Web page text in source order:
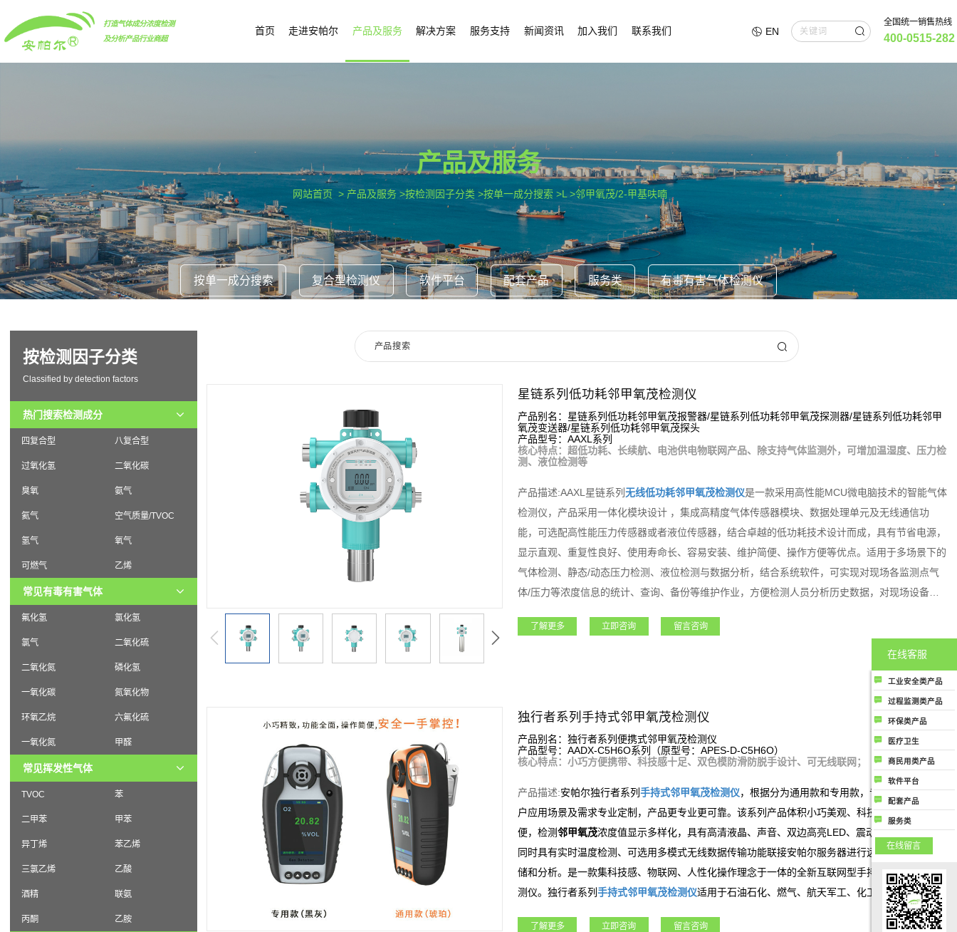
打造气体成分浓度检测
及分析产品行业商超
首页 走进安帕尔 产品及服务 解决方案 服务支持 新闻资讯 加入我们 联系我们 EN
全国统一销售热线
400-0515-282
产品及服务
网站首页 > 产品及服务 >按检测因子分类 >按单一成分搜索 >L >邻甲氧茂/2-甲基呋喃
按单一成分搜索 复合型检测仪 软件平台 配套产品 服务类 有毒有害气体检测仪
按检测因子分类
Classified by detection factors
热门搜索检测成分
四复合型 八复合型
过氧化氢 二氧化碳
臭氧 氨气
氦气 空气质量/TVOC
氢气 氧气
可燃气 乙烯
常见有毒有害气体
氟化氢 氯化氢
氯气 二氧化硫
二氧化氮 磷化氢
一氧化碳 氮氧化物
环氧乙烷 六氟化硫
一氧化氮 甲醛
常见挥发性气体
TVOC 苯
二甲苯 甲苯
异丁烯 苯乙烯
三氯乙烯 乙酸
酒精 联氨
丙酮 乙胺
星链系列低功耗邻甲氧茂检测仪
产品别名：星链系列低功耗邻甲氧茂报警器/星链系列低功耗邻甲氧茂探测器/星链系列低功耗邻甲
氧茂变送器/星链系列低功耗邻甲氧茂探头
产品型号：AAXL系列
核心特点：超低功耗、长续航、电池供电物联网产品、除支持气体监测外，可增加温湿度、压力检
测、液位检测等
产品描述:AAXL星链系列 无线低功耗邻甲氧茂检测仪是一款采用高性能MCU微电脑技术的智能气体
检测仪，产品采用一体化模块设计 ，集成高精度气体传感器模块、数据处理单元及无线通信功
能，可选配高性能压力传感器或者液位传感器，结合卓越的低功耗技术设计而成，具有节省电源，
显示直观、重复性良好、使用寿命长、容易安装、维护简便、操作方便等优点。适用于多场景下的
气体检测、静态/动态压力检测、液位检测与数据分析，结合系统软件，可实现对现场各监测点气
体/压力等浓度信息的统计、查询、备份等维护作业，方便检测人员分析历史数据，对现场设备的
测的实时性，降低设备使用风险。
了解更多 立即咨询 留言咨询
独行者系列手持式邻甲氧茂检测仪
产品别名：独行者系列便携式邻甲氧茂检测仪
产品型号：AADX-C5H6O系列（原型号：APES-D-C5H6O）
核心特点：小巧方便携带、科技感十足、双色模防滑防脱手设计、可无线联网；
产品描述:安帕尔独行者系列 手持式邻甲氧茂检测仪，根据分为通用款和专用款，专用款为结合客
户应用场景及需求专业定制，产品更专业更可靠。该系列产品体积小巧美观、科技感强、携带方
便，检测邻甲氧茂浓度值显示多样化，具有高清液晶、声音、双边高亮LED、震动四种报警方式，
同时具有实时温度检测、可选用多模式无线数据传输功能联接安帕尔服务器进行远程监控、数据存
储和分析。是一款集科技感、物联网、人性化操作理念于一体的全新互联网型手持/便携式气体检
测仪。独行者系列 手持式邻甲氧茂检测仪适用于石油石化、燃气、航天军工、化工、电力、科研院
了解更多 立即咨询 留言咨询
在线客服
工业安全类产品
工业安全类产品主
要指用于各工业场
所中保护人民生命
健康和财务安全的
气体成分检测及分
析类相关产品；
过程监测类产品
过程监测类产品主
要是指用于生产制
造过程控制中提高
质量和生产效率用
的气体成分检测及
分析类相关产品
环保类产品
环保类产品主要指
用于监测大气环境
或提高大气空气质
量相关的所有气体
成分检测和分析类
产品
医疗卫生
医疗卫生类产品是
指用于医疗行业或
公共卫生领域相关
的所有气体成分检
测和分析类产品
商民用类产品
商民用类产品是指
商用或者民用用于
保护人类生命健康
或者财产安全相关
的气体成分检测和
分析类产品
软件平台
软件平台类产品是
指与气体成分检测
及分析相关的各种
应用场景上使用的
软件监测和管理云
平台、环保云平
台、过程监测管控
云平台等；
配套产品
配套产品
服务类
服务类指除了行业
硬件产品和软件产
供的气体成分监测
及分析行业相关的
服务
在线留言